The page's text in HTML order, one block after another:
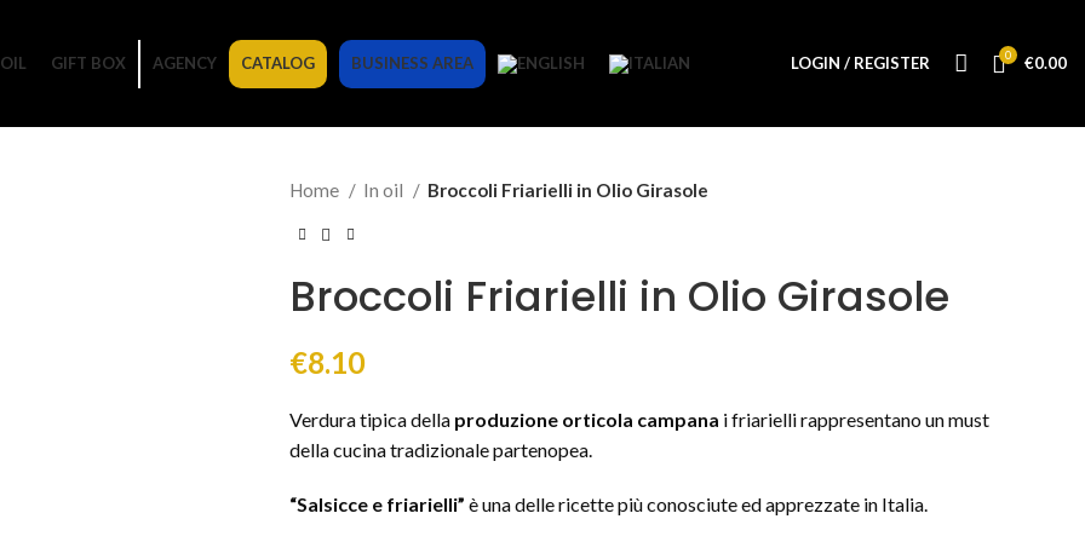
OIL GIFT BOX AGENCY CATALOG BUSINESS AREA LOGIN / REGISTER 0 €0.00
Home In oil Broccoli Friarielli in Olio Girasole
Broccoli Friarielli in Olio Girasole
€8.10
Verdura tipica della produzione orticola campana i friarielli rappresentano un must
della cucina tradizionale partenopea.
“Salsicce e friarielli” è una delle ricette più conosciute ed apprezzate in Italia.